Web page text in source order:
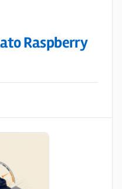
Raspberry